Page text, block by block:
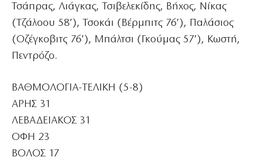
Τσάπρας, Λιάγκας, Τσιβελεκίδης, Βήχος, Νίκας
(Τζάλοου 58′), Τσοκάι (Βέρμπιτς 76′), Παλάσιος
(Οζέγκοβιτς 76′), Μπάλτσι (Γκούμας 57′), Κωστή,
Πεντρόζο.
ΒΑΘΜΟΛΟΓΙΑ-ΤΕΛΙΚΗ (5-8)
ΑΡΗΣ 31
ΛΕΒΑΔΕΙΑΚΟΣ 31
ΟΦΗ 23
ΒΟΛΟΣ 17